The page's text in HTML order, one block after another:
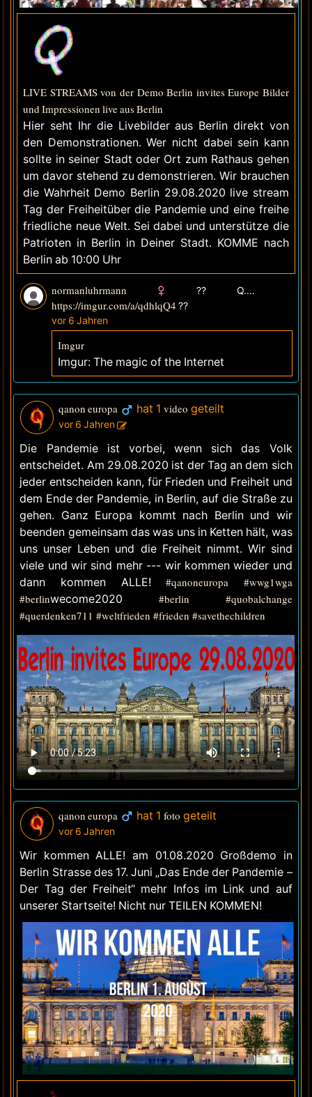
LIVE STREAMS von der Demo Berlin invites Europe Bilder
und Impressionen live aus Berlin
Hier seht Ihr die Livebilder aus Berlin direkt von
den Demonstrationen. Wer nicht dabei sein kann
sollte in seiner Stadt oder Ort zum Rathaus gehen
um davor stehend zu demonstrieren. Wir brauchen
die Wahrheit Demo Berlin 29.08.2020 live stream
Tag der Freiheitüber die Pandemie und eine freihe
friedliche neue Welt. Sei dabei und unterstütze die
Patrioten in Berlin in Deiner Stadt. KOMME nach
Berlin ab 10:00 Uhr
normanluhrmann ?? Q.DE
https://imgur.com/a/qdhlqQ4 ??
vor 6 Jahren
Imgur
Imgur: The magic of the Internet
qanon europa hat 1video geteilt
vor 6 Jahren
Die Pandemie ist vorbei, wenn sich das Volk
entscheidet. Am 29.08.2020 ist der Tag an dem sich
jeder entscheiden kann, für Frieden und Freiheit und
dem Ende der Pandemie, in Berlin, auf die Straße zu
gehen. Ganz Europa kommt nach Berlin und wir
beenden gemeinsam das was uns in Ketten hält, was
uns unser Leben und die Freiheit nimmt. Wir sind
viele und wir sind mehr --- wir kommen wieder und
dann kommen ALLE!#qanoneuropa
#wwg1wga
#berlinwecome2020 #berlin
#quobalchange
#querdenken711 #weltfrieden #frieden #savethechildren
qanon europa hat 1foto geteilt
vor 6 Jahren
Wir kommen ALLE! am 01.08.2020 Großdemo in
Berlin Strasse des 17. Juni „Das Ende der Pandemie –
Der Tag der Freiheit“ mehr Infos im Link und auf
unserer Startseite! Nicht nur TEILEN KOMMEN!